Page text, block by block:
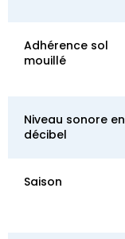
Adhérence sol
mouillé
Niveau sonore en
décibel
Saison